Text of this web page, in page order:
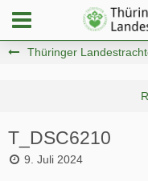
Thüringer
T_DSC6210
9. Juli 2024